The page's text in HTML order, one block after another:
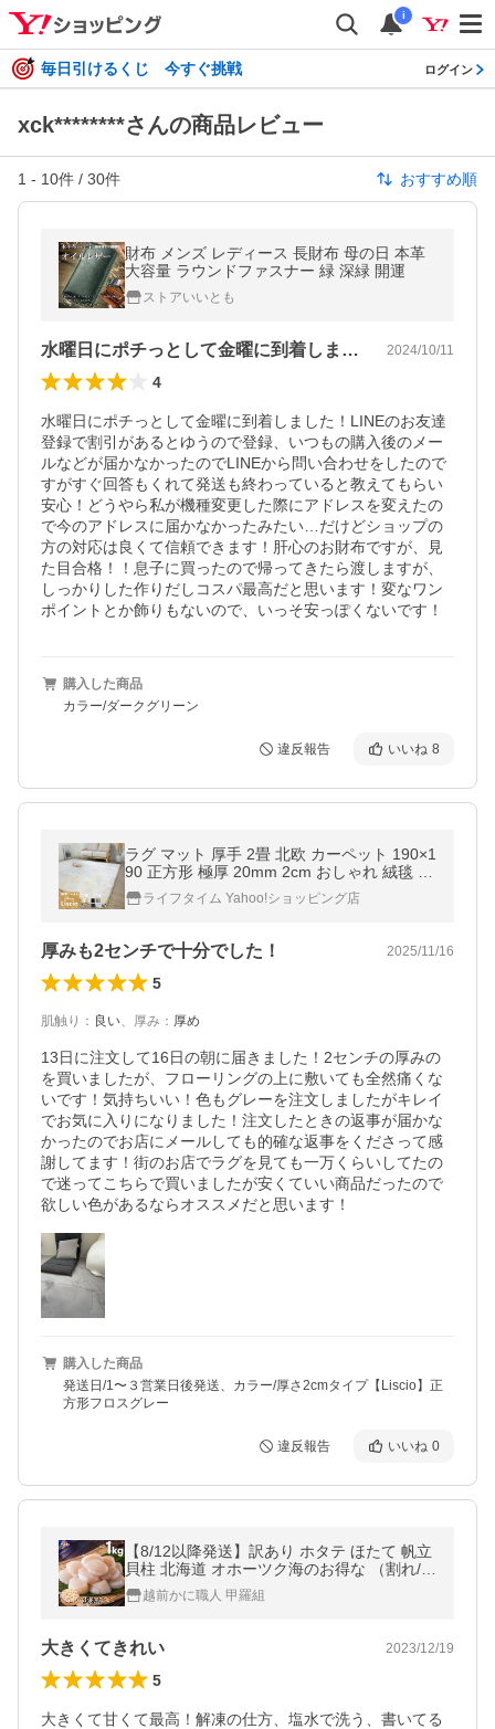
i
毎日引けるくじ 今すぐ挑戦 ログイン
xck********さんの商品レビュー
1 - 10件 / 30件 おすすめ順
財布 メンズ レディース 長財布 母の日 本革
大容量 ラウンドファスナー 緑 深緑 開運
ストアいいとも
水曜日にポチっとして金曜に到着しました… 2024/10/11
4
水曜日にポチっとして金曜に到着しました！LINEのお友達
登録で割引があるとゆうので登録、いつもの購入後のメー
ルなどが届かなかったのでLINEから問い合わせをしたので
すがすぐ回答もくれて発送も終わっていると教えてもらい
安心！どうやら私が機種変更した際にアドレスを変えたの
で今のアドレスに届かなかったみたい…だけどショップの
方の対応は良くて信頼できます！肝心のお財布ですが、見
た目合格！！息子に買ったので帰ってきたら渡しますが、
しっかりした作りだしコスパ最高だと思います！変なワン
ポイントとか飾りもないので、いっそ安っぽくないです！
購入した商品
カラー/ダークグリーン
違反報告 いいね 8
ラグ マット 厚手 2畳 北欧 カーペット 190×1
90 正方形 極厚 20mm 2cm おしゃれ 絨毯 フ
ランネル 滑り止め 床暖房 対応 ふかふか イ
ンテリア
ライフタイム Yahoo!ショッピング店
厚みも2センチで十分でした！ 2025/11/16
5
肌触り ： 良い、 厚み ： 厚め
13日に注文して16日の朝に届きました！2センチの厚みの
を買いましたが、フローリングの上に敷いても全然痛くな
いです！気持ちいい！色もグレーを注文しましたがキレイ
でお気に入りになりました！注文したときの返事が届かな
かったのでお店にメールしても的確な返事をくださって感
謝してます！街のお店でラグを見ても一万くらいしてたの
で迷ってこちらで買いましたが安くていい商品だったので
欲しい色があるならオススメだと思います！
購入した商品
発送日/1〜３営業日後発送、カラー/厚さ2cmタイプ【Liscio】正
方形フロスグレー
違反報告 いいね 0
【8/12以降発送】訳あり ホタテ ほたて 帆立
貝柱 北海道 オホーツク海のお得な （割れ/不
揃い） 生ほたて貝柱 どっさり 1kg 特選グル
メ FF ポイント利用 爆買
越前かに職人 甲羅組
大きくてきれい 2023/12/19
5
大きくて甘くて最高！解凍の仕方、塩水で洗う、書いてる